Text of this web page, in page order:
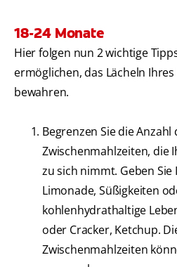
18-24 Monate
Hier folgen nun 2 wichtige
ermöglichen, das Lächeln
bewahren.
Begrenzen Sie die Anzahl
Zwischenmahlzeiten, die
zu sich nimmt. Geben
Limonade, Süßigkeiten
kohlenhydrathaltige
oder Cracker, Ketchup.
Zwischenmahlzeiten